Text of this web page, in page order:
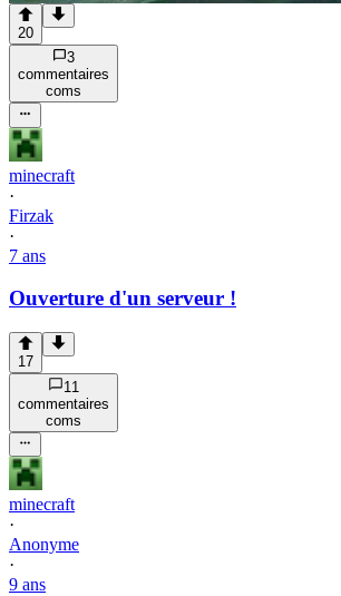
20
3
commentaires
coms
minecraft
·
Firzak
·
7 ans
Ouverture d'un serveur !
17
11
commentaires
coms
minecraft
·
Anonyme
·
9 ans